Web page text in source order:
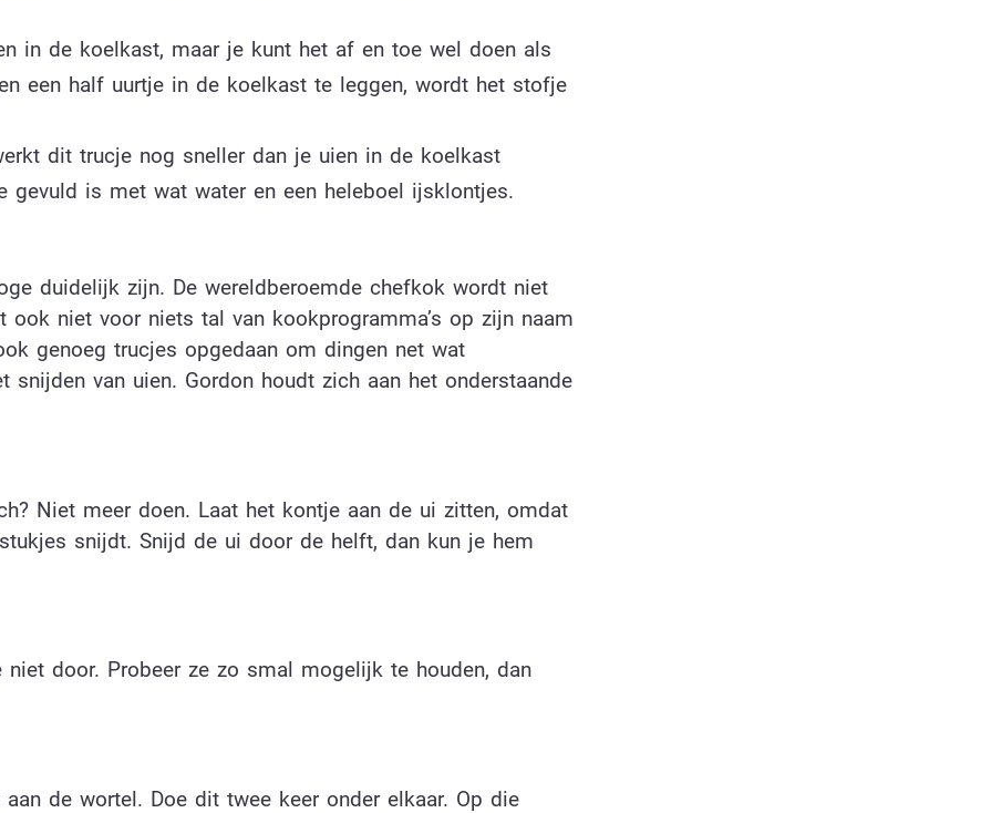
in de koelkast, maar je kunt het af en toe wel doen als
een half uurtje in de koelkast te leggen, wordt het stofje
dit trucje nog sneller dan je uien in de koelkast
gevuld is met wat water en een heleboel ijsklontjes.
duidelijk zijn. De wereldberoemde chefkok wordt niet
niet voor niets tal van kookprogramma’s op zijn naam
genoeg trucjes opgedaan om dingen net wat
van uien. Gordon houdt zich aan het onderstaande
Niet meer doen. Laat het kontje aan de ui zitten, omdat
snijdt. Snijd de ui door de helft, dan kun je hem
door. Probeer ze zo smal mogelijk te houden, dan
de wortel. Doe dit twee keer onder elkaar. Op die